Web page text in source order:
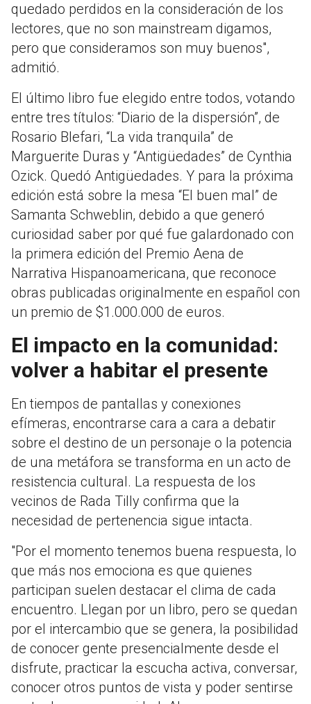
quedado perdidos en la consideración de los
lectores, que no son mainstream digamos,
pero que consideramos son muy buenos",
admitió.
El último libro fue elegido entre todos, votando
entre tres títulos: “Diario de la dispersión”, de
Rosario Blefari, “La vida tranquila” de
Marguerite Duras y “Antigüedades” de Cynthia
Ozick. Quedó Antigüedades. Y para la próxima
edición está sobre la mesa “El buen mal” de
Samanta Schweblin, debido a que generó
curiosidad saber por qué fue galardonado con
la primera edición del Premio Aena de
Narrativa Hispanoamericana, que reconoce
obras publicadas originalmente en español con
un premio de $1.000.000 de euros.
El impacto en la comunidad:
volver a habitar el presente
En tiempos de pantallas y conexiones
efímeras, encontrarse cara a cara a debatir
sobre el destino de un personaje o la potencia
de una metáfora se transforma en un acto de
resistencia cultural. La respuesta de los
vecinos de Rada Tilly confirma que la
necesidad de pertenencia sigue intacta.
"Por el momento tenemos buena respuesta, lo
que más nos emociona es que quienes
participan suelen destacar el clima de cada
encuentro. Llegan por un libro, pero se quedan
por el intercambio que se genera, la posibilidad
de conocer gente presencialmente desde el
disfrute, practicar la escucha activa, conversar,
conocer otros puntos de vista y poder sentirse